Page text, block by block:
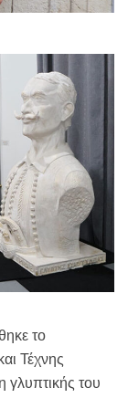
το
Τέχνης
γλυπτικής του